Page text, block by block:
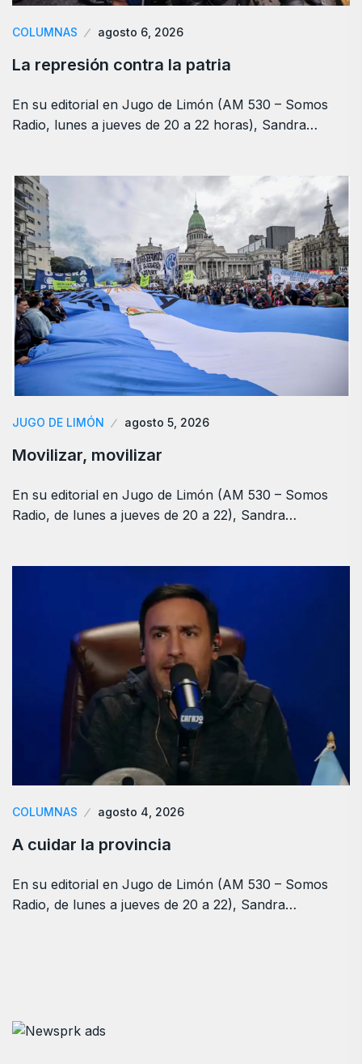
COLUMNAS agosto 6, 2026
La represión contra la patria
En su editorial en Jugo de Limón (AM 530 – Somos
Radio, lunes a jueves de 20 a 22 horas), Sandra…
JUGO DE LIMÓN agosto 5, 2026
Movilizar, movilizar
En su editorial en Jugo de Limón (AM 530 – Somos
Radio, de lunes a jueves de 20 a 22), Sandra…
COLUMNAS agosto 4, 2026
A cuidar la provincia
En su editorial en Jugo de Limón (AM 530 – Somos
Radio, de lunes a jueves de 20 a 22), Sandra…